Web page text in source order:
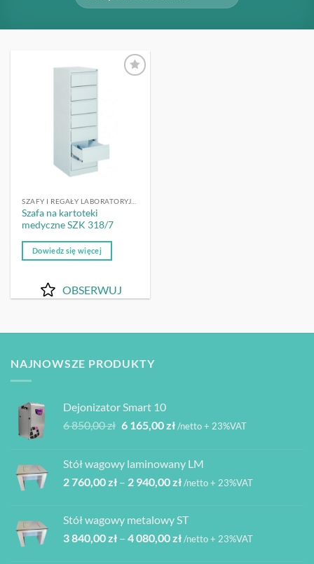
SZAFY I REGAŁY LABORATORYJNE
Szafa na kartoteki
medyczne SZK 318/7
Dowiedz się więcej
OBSERWUJ
NAJNOWSZE PRODUKTY
Dejonizator Smart 10
6 850,00zł Pierwotna
6
850,00 zł.
6 165,00złAktualna
6
165,00 zł.
/netto + 23%VAT
Stół wagowy laminowany LM
2 760,00zł – 2 940,00złZakres
2
760,00 zł
/netto + 23%VAT
Stół wagowy metalowy ST
3 840,00zł – 4 080,00złZakres
/netto + 23%VAT